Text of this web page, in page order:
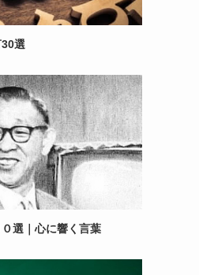
選
選｜心に響く言葉